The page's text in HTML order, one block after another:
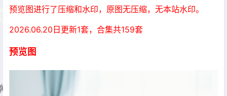
预览图进行了压缩和水印，原图无压缩，无本站水印。
2026.06.20日更新1套，合集共159套
预览图